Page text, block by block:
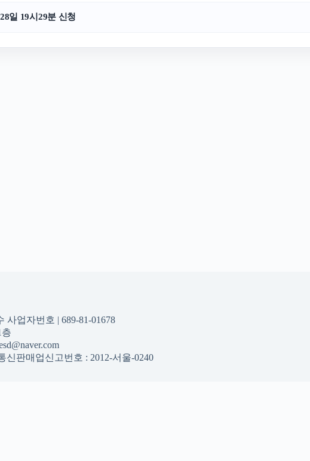
일 19시29분 신청
사업자번호 | 689-81-01678
신판매업신고번호 : 2012-서울-0240